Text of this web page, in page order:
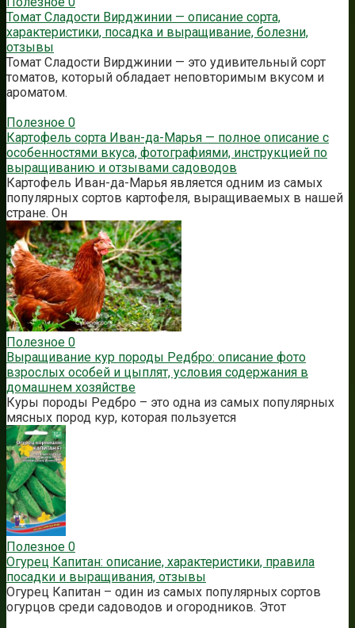
Томат Сладости Вирджинии — описание сорта,
характеристики, посадка и выращивание, болезни,
отзывы
Томат Сладости Вирджинии — это удивительный сорт
томатов, который обладает неповторимым вкусом и
ароматом.
Полезное 0
Картофель сорта Иван-да-Марья — полное описание с
особенностями вкуса, фотографиями, инструкцией по
выращиванию и отзывами садоводов
Картофель Иван-да-Марья является одним из самых
популярных сортов картофеля, выращиваемых в нашей
стране. Он
Полезное 0
Выращивание кур породы Редбро: описание фото
взрослых особей и цыплят, условия содержания в
домашнем хозяйстве
Куры породы Редбро – это одна из самых популярных
мясных пород кур, которая пользуется
Полезное 0
Огурец Капитан: описание, характеристики, правила
посадки и выращивания, отзывы
Огурец Капитан – один из самых популярных сортов
огурцов среди садоводов и огородников. Этот